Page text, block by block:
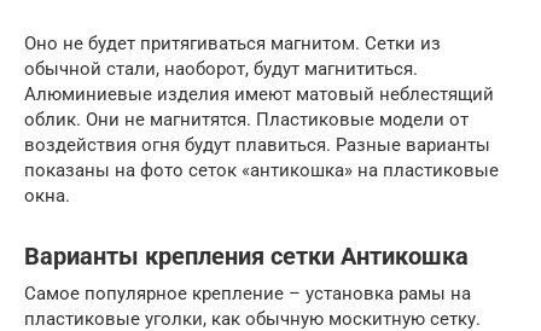
Оно не будет притягиваться магнитом. Сетки из
обычной стали, наоборот, будут магнититься.
Алюминиевые изделия имеют матовый неблестящий
облик. Они не магнитятся. Пластиковые модели от
воздействия огня будут плавиться. Разные варианты
показаны на фото сеток «антикошка» на пластиковые
окна.
Варианты крепления сетки Антикошка
Самое популярное крепление – установка рамы на
пластиковые уголки, как обычную москитную сетку.